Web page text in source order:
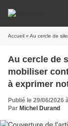
Accueil » Au cercle de silence, nous
Au cercle de
mobiliser
à exprimer
prospérité
Publié le 29/06/2026
Par Michel Durand